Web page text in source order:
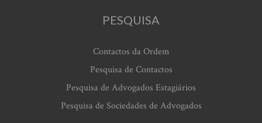
PESQUISA
Contactos da Ordem
Pesquisa de Contactos
Pesquisa de Advogados Estagiários
Pesquisa de Sociedades de Advogados